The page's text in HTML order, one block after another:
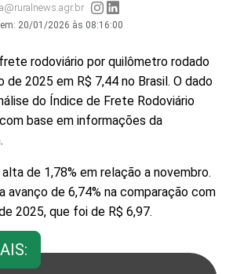
20/01/2026 às 08:16:00
rodoviário por quilômetro rodado
de 2025 em R$ 7,44 no Brasil. O dado
do Índice de Frete Rodoviário
base em informações da
de 1,78% em relação a novembro.
avanço de 6,74% na comparação com
2025, que foi de R$ 6,97.